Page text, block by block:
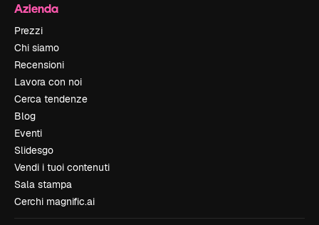
Azienda
Prezzi
Chi siamo
Recensioni
Lavora con noi
Cerca tendenze
Blog
Eventi
Slidesgo
Vendi i tuoi contenuti
Sala stampa
Cerchi magnific.ai